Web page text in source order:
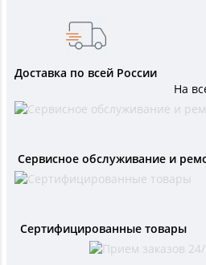
Доставка по всей России
На
Сервисное обслуживание и
Сертифицированные товары